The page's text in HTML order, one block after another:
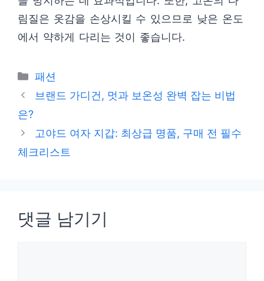
림질은 옷감을 손상시킬 수 있으므로 낮은 온도
에서 약하게 다리는 것이 좋습니다.
카
테
패션
브랜드 가디건, 멋과 보온성 완벽 잡는 비법
은?
고야드 여자 지갑: 최상급 명품, 구매 전 필수
체크리스트
댓글 남기기